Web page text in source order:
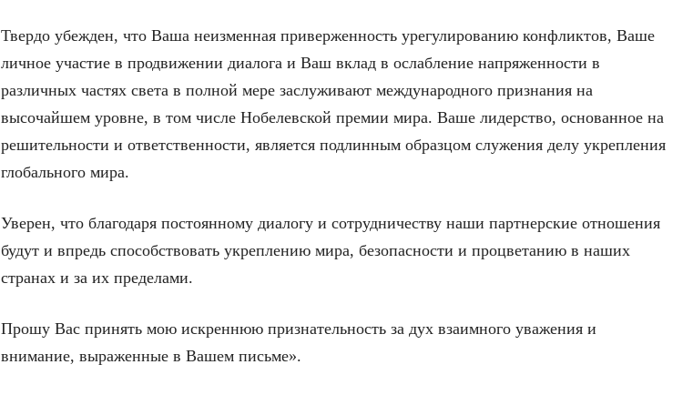
Твердо убежден, что Ваша неизменная приверженность урегулированию конфликтов, Ваше
личное участие в продвижении диалога и Ваш вклад в ослабление напряженности в
различных частях света в полной мере заслуживают международного признания на
высочайшем уровне, в том числе Нобелевской премии мира. Ваше лидерство, основанное на
решительности и ответственности, является подлинным образцом служения делу укрепления
глобального мира.
Уверен, что благодаря постоянному диалогу и сотрудничеству наши партнерские отношения
будут и впредь способствовать укреплению мира, безопасности и процветанию в наших
странах и за их пределами.
Прошу Вас принять мою искреннюю признательность за дух взаимного уважения и
внимание, выраженные в Вашем письме».